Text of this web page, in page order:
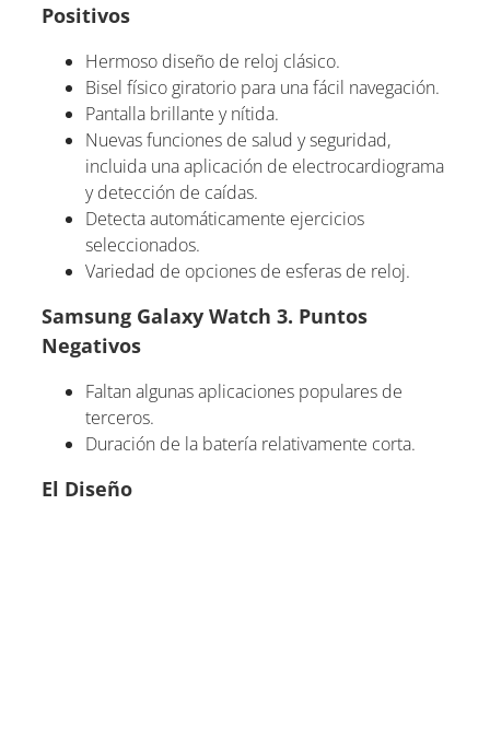
Positivos
Hermoso diseño de reloj clásico.
Bisel físico giratorio para una fácil navegación.
Pantalla brillante y nítida.
Nuevas funciones de salud y seguridad,
incluida una aplicación de electrocardiograma
y detección de caídas.
Detecta automáticamente ejercicios
seleccionados.
Variedad de opciones de esferas de reloj.
Samsung Galaxy Watch 3. Puntos
Negativos
Faltan algunas aplicaciones populares de
terceros.
Duración de la batería relativamente corta.
El Diseño